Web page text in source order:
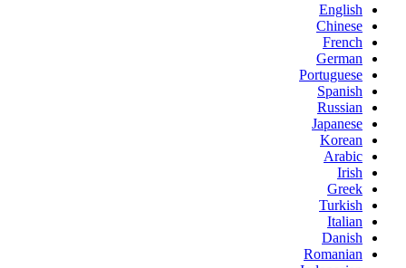
English
Chinese
French
German
Portuguese
Spanish
Russian
Japanese
Korean
Arabic
Irish
Greek
Turkish
Italian
Danish
Romanian